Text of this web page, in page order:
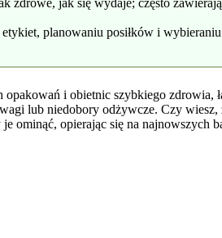
zdrowe, jak się wydaje; często
planowaniu posiłków i
i obietnic szybkiego
lub niedobory odżywcze. Czy
ominąć, opierając się na